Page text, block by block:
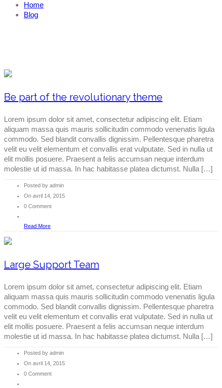
Home
Blog
Be part of the revolutionary theme
Lorem ipsum dolor sit amet, consectetur adipiscing elit. Etiam
aliquam massa quis mauris sollicitudin commodo venenatis ligula
commodo. Sed blandit convallis dignissim. Pellentesque pharetra
velit eu velit elementum et convallis erat vulputate. Sed in nulla ut
elit mollis posuere. Praesent a felis accumsan neque interdum
molestie ut id massa. In hac habitasse platea dictumst. Nulla […]
Posted by admin
On avril 14, 2015
0 Comment
Read More
Large Support Team
Lorem ipsum dolor sit amet, consectetur adipiscing elit. Etiam
aliquam massa quis mauris sollicitudin commodo venenatis ligula
commodo. Sed blandit convallis dignissim. Pellentesque pharetra
velit eu velit elementum et convallis erat vulputate. Sed in nulla ut
elit mollis posuere. Praesent a felis accumsan neque interdum
molestie ut id massa. In hac habitasse platea dictumst. Nulla […]
Posted by admin
On avril 14, 2015
0 Comment